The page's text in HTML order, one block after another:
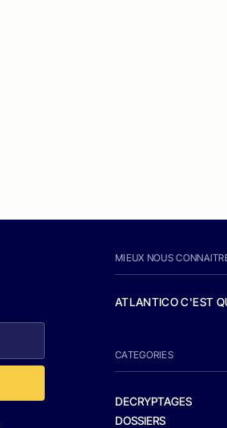
MIEUX NOUS
ATLANTICO C'EST
CATEGORIES
DECRYPTAGES
DOSSIERS